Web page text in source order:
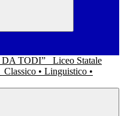
Liceo Statale
Classico • Linguistico •